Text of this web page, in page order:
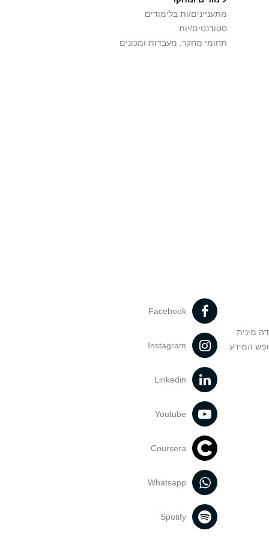
מתעניינים/ות בלימודים
סטודנטים/יות
תחומי מחקר, מעבדות ומכונים
מינית
המידע
Facebook
Instagram
Linkedin
Youtube
Coursera
Whatsapp
Spotify